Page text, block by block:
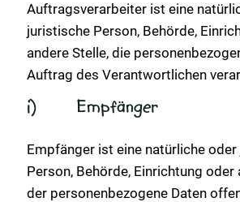
Auftragsverarbeiter ist eine
juristische Person, Behörde,
andere Stelle, die
Auftrag des Verantwortlichen
i) Empfänger
Empfänger ist eine natürliche
Person, Behörde, Einrichtung oder
der personenbezogene Daten